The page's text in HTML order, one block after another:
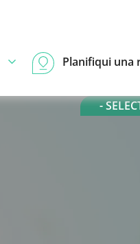
Planifiqui una
-